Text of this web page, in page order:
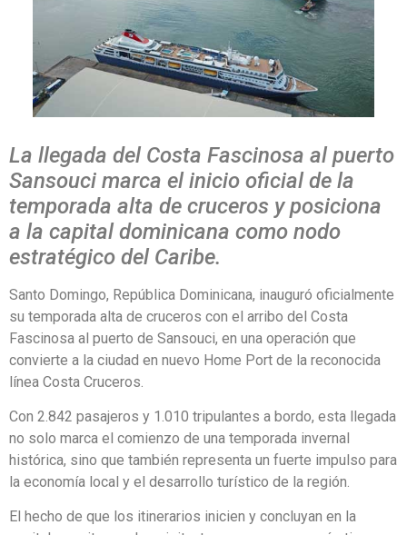
La llegada del Costa Fascinosa al puerto
Sansouci marca el inicio oficial de la
temporada alta de cruceros y posiciona
a la capital dominicana como nodo
estratégico del Caribe.
Santo Domingo, República Dominicana, inauguró oficialmente
su temporada alta de cruceros con el arribo del Costa
Fascinosa al puerto de Sansouci, en una operación que
convierte a la ciudad en nuevo Home Port de la reconocida
línea Costa Cruceros.
Con 2.842 pasajeros y 1.010 tripulantes a bordo, esta llegada
no solo marca el comienzo de una temporada invernal
histórica, sino que también representa un fuerte impulso para
la economía local y el desarrollo turístico de la región.
El hecho de que los itinerarios inicien y concluyan en la